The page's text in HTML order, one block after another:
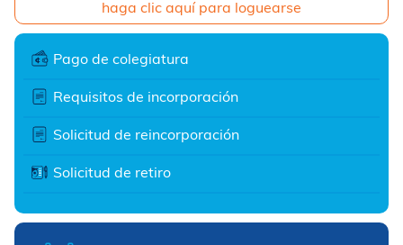
haga clic aquí para loguearse
Pago de colegiatura
Requisitos de incorporación
Solicitud de reincorporación
Solicitud de retiro